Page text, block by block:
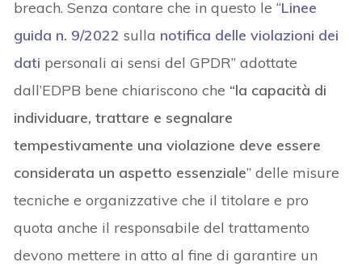
breach. Senza contare che in questo le “Linee
guida n. 9/2022 sulla notifica delle violazioni dei
dati personali ai sensi del GPDR” adottate
dall’EDPB bene chiariscono che “la capacità di
individuare, trattare e segnalare
tempestivamente una violazione deve essere
considerata un aspetto essenziale” delle misure
tecniche e organizzative che il titolare e pro
quota anche il responsabile del trattamento
devono mettere in atto al fine di garantire un